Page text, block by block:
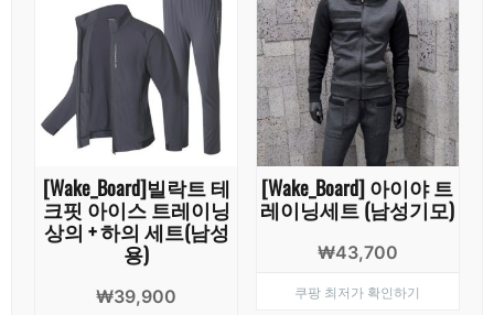
[Wake_Board]빌락트 테
크핏 아이스 트레이닝
상의 + 하의 세트(남성
용)
₩39,900
[Wake_Board] 아이야 트
레이닝세트 (남성기모)
₩43,700
쿠팡 최저가 확인하기